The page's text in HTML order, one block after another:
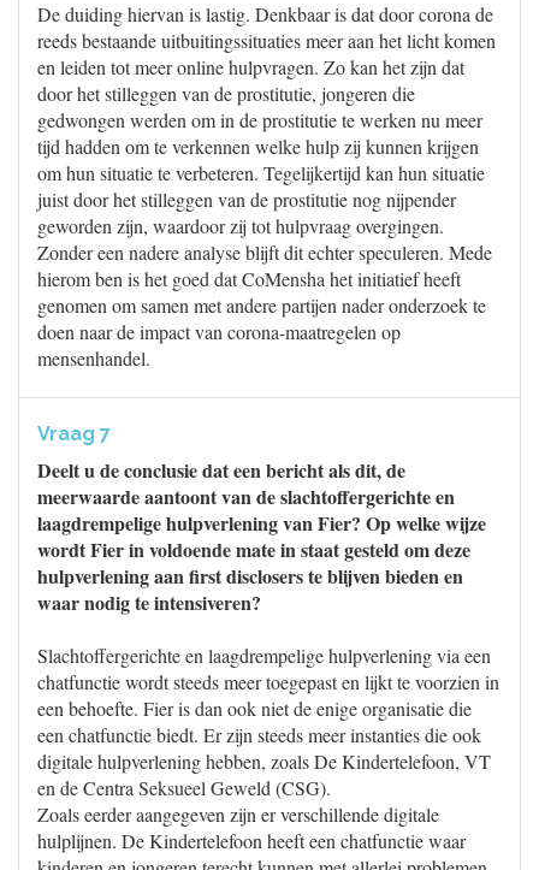
De duiding hiervan is lastig. Denkbaar is dat door corona de
reeds bestaande uitbuitingssituaties meer aan het licht komen
en leiden tot meer online hulpvragen. Zo kan het zijn dat
door het stilleggen van de prostitutie, jongeren die
gedwongen werden om in de prostitutie te werken nu meer
tijd hadden om te verkennen welke hulp zij kunnen krijgen
om hun situatie te verbeteren. Tegelijkertijd kan hun situatie
juist door het stilleggen van de prostitutie nog nijpender
geworden zijn, waardoor zij tot hulpvraag overgingen.
Zonder een nadere analyse blijft dit echter speculeren. Mede
hierom ben is het goed dat CoMensha het initiatief heeft
genomen om samen met andere partijen nader onderzoek te
doen naar de impact van corona-maatregelen op
mensenhandel.
Vraag 7
Deelt u de conclusie dat een bericht als dit, de
meerwaarde aantoont van de slachtoffergerichte en
laagdrempelige hulpverlening van Fier? Op welke wijze
wordt Fier in voldoende mate in staat gesteld om deze
hulpverlening aan first disclosers te blijven bieden en
waar nodig te intensiveren?
Slachtoffergerichte en laagdrempelige hulpverlening via een
chatfunctie wordt steeds meer toegepast en lijkt te voorzien in
een behoefte. Fier is dan ook niet de enige organisatie die
een chatfunctie biedt. Er zijn steeds meer instanties die ook
digitale hulpverlening hebben, zoals De Kindertelefoon, VT
en de Centra Seksueel Geweld (CSG).
Zoals eerder aangegeven zijn er verschillende digitale
hulplijnen. De Kindertelefoon heeft een chatfunctie waar